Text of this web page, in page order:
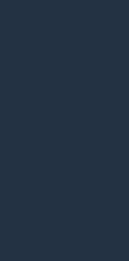
Башева
Белякова
Врач-
Главная